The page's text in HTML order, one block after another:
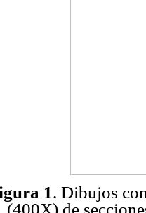
1. Dibujos
(400X) de